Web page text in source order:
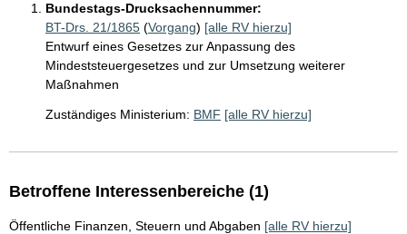
Bundestags-Drucksachennummer:
BT-Drs. 21/1865 (Vorgang) [alle RV hierzu]
Entwurf eines Gesetzes zur Anpassung des
Mindeststeuergesetzes und zur Umsetzung weiterer
Maßnahmen
Zuständiges Ministerium: BMF [alle RV hierzu]
Betroffene Interessenbereiche (1)
Öffentliche Finanzen, Steuern und Abgaben [alle RV hierzu]